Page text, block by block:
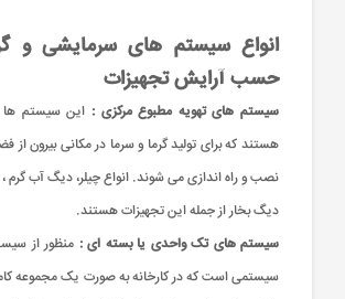
انواع سیستم های سرمایشی و
حسب آرایش تجهیزات
سیستم های تهویه مطبوع مرکزی : این سیستم ها
هستند که برای تولید گرما و سرما در مکانی بیرون از
نصب و راه اندازی می شوند. انواع چیلر، دیگ آب
دیگ بخار از جمله این تجهیزات هستند.
سیستم های تک واحدی یا بسته ای : منظور از
سیستمی است که در کارخانه به صورت یک مجموعه